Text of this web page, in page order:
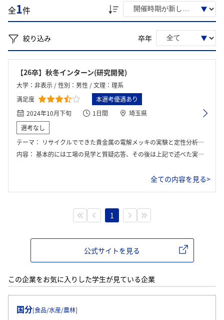
全1件
絞り込み 卒年
【26卒】秋冬インターン(研究開発)
大学：非表示 / 性別：男性 / 文理：理系
満足度
本選考優遇あり
2024年10月下旬
1日間
埼玉県
選考なし
テーマ： リサイクルでできた貴金属の電解メッキの実験と定性分析と考察
内容： 基本的には工場の見学と質疑応答、その後は上記で述べた実験の実演と定性分析、考察
全ての内容を見る>
1
公式サイトを見る
この企業をお気に入りした学生が見ている企業
国分[食品/水産/農林]